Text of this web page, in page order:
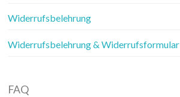
Widerrufsbelehrung
Widerrufsbelehrung & Widerrufsformular
FAQ